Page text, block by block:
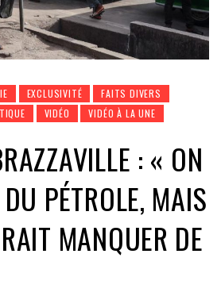
EXCLUSIVITÉ
FAITS DIVERS
VIDÉO VIDÉO À LA UNE
: « ON
PÉTROLE, MAIS
MANQUER DE